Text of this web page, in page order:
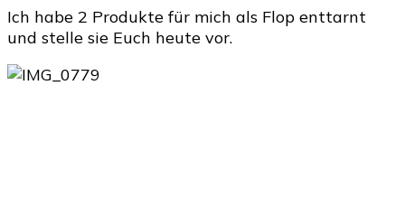
Ich habe 2 Produkte für mich als Flop enttarnt
und stelle sie Euch heute vor.